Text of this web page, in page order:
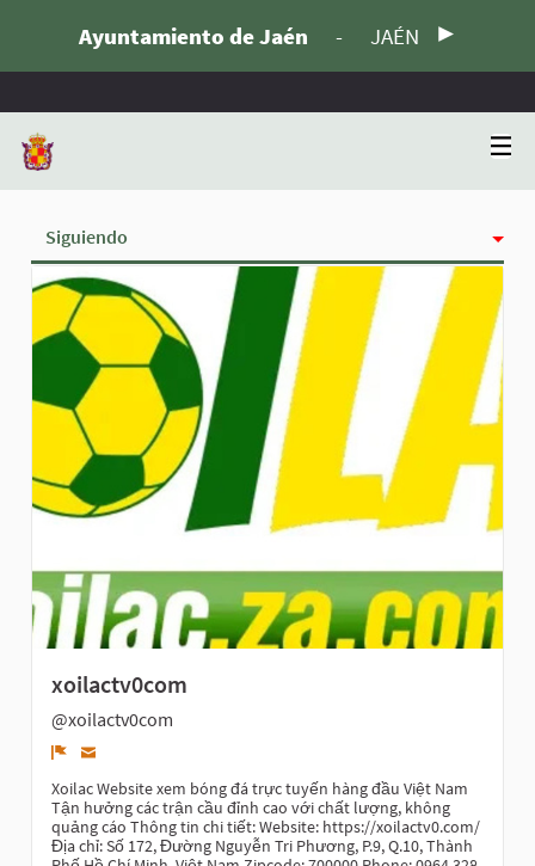
Ayuntamiento de Jaén - JAÉN
Actividad
Insignias
Siguiendo
Seguidoras
Grupos
xoilactv0com
@xoilactv0com
Denunciar
Xoilac Website xem bóng đá trực tuyến hàng đầu Việt Nam
Tận hưởng các trận cầu đỉnh cao với chất lượng, không
quảng cáo Thông tin chi tiết: Website: https://xoilactv0.com/
Địa chỉ: Số 172, Đường Nguyễn Tri Phương, P.9, Q.10, Thành